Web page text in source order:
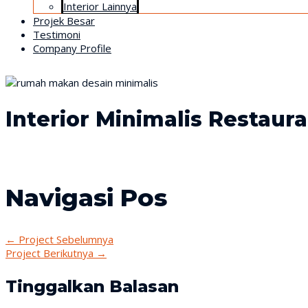
Interior Lainnya
Projek Besar
Testimoni
Company Profile
Interior Minimalis
Navigasi Pos
← Project Sebelumnya
Project Berikutnya →
Tinggalkan Balasan